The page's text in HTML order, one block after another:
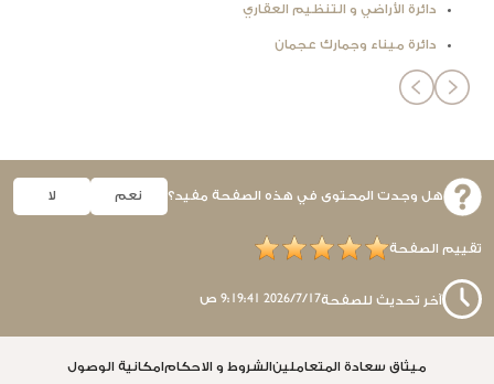
دائرة الأراضي و التنظيم العقاري
دائرة ميناء وجمارك عجمان
هل وجدت المحتوى في هذه الصفحة مفيد؟ نعم لا
تقييم الصفحة
آخر تحديث للصفحة17‏‏/7‏‏/2026 9:19:41 ص
ميثاق سعادة المتعاملينالشروط و الاحكامامكانية الوصول